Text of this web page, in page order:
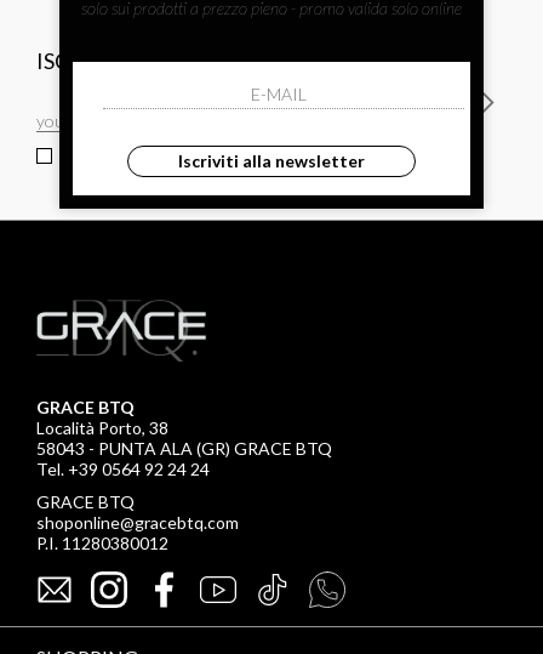
ISCRIVITI ALLA NEWSLETTER
ho letto ed accettato le condizioni sulla privacy.
GRACE BTQ
Località Porto, 38
58043 - PUNTA ALA (GR) GRACE BTQ
Tel. +39 0564 92 24 24
GRACE BTQ
shoponline@gracebtq.com
P.I. 11280380012
solo sui prodotti a prezzo pieno - promo valida solo online
Iscriviti alla newsletter